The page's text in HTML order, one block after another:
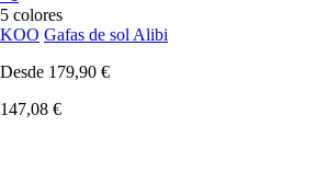
5 colores
KOO Gafas de sol Alibi
Desde 179,90 €
147,08 €